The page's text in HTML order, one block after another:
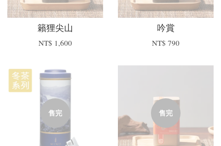
籟狸尖山
NT$ 1,600
吟賞
NT$ 790
售完 售完